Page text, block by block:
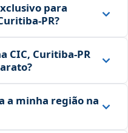
para
CIC, Curitiba‑PR
a minha região na